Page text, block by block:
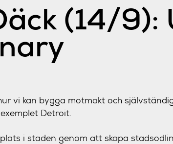
(14/9):
vi kan bygga motmakt och
Detroit.
i staden genom att skapa